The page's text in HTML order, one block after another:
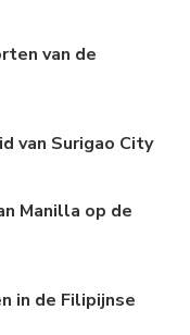
van de
van Surigao City
Manilla op de
in de Filipijnse